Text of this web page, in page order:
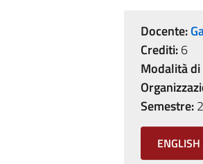
Docente:
Crediti:6
Modalità
Semestre: